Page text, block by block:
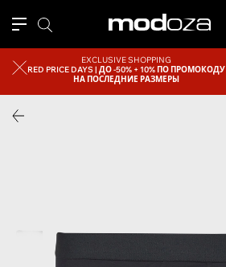
EXCLUSIVE SHOPPING
RED PRICE DAYS |ДО -50% + 10% ПО ПРОМОКОДУ
НА ПОСЛЕДНИЕ РАЗМЕРЫ